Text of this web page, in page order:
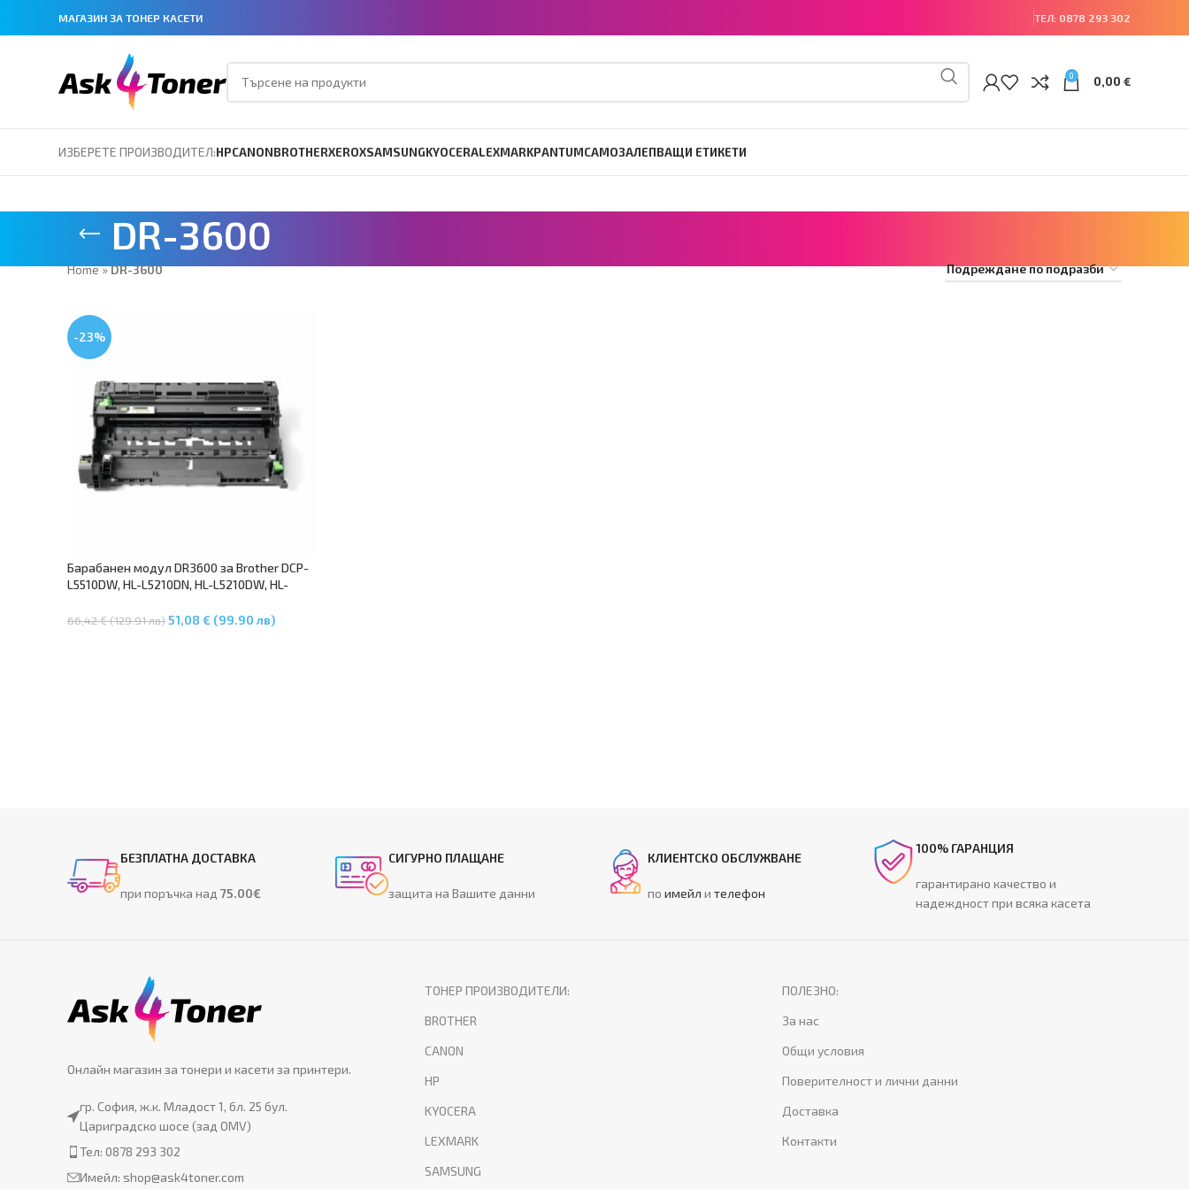
МАГАЗИН ЗА ТОНЕР КАСЕТИ ТЕЛ: 0878 293 302
0 0,00 €
ИЗБЕРЕТЕ ПРОИЗВОДИТЕЛ:HPCANONBROTHERXEROXSAMSUNGKYOCERALEXMARKPANTUMСАМОЗАЛЕПВАЩИ ЕТИКЕТИ
DR-3600
Home»DR-3600
-23%
Барабанен модул DR3600 за Brother DCP-
L5510DW, HL-L5210DN, HL-L5210DW, HL-
L5710DW, MFC-L6710DW – (DR-3600)
66,42 € (129.91 лв)51,08 € (99.90 лв)
БЕЗПЛАТНА ДОСТАВКА
при поръчка над 75.00€
СИГУРНО ПЛАЩАНЕ
защита на Вашите данни
КЛИЕНТСКО ОБСЛУЖВАНЕ
по имейл и телефон
100% ГАРАНЦИЯ
гарантирано качество и
надеждност при всяка касета
Онлайн магазин за тонери и касети за принтери.
гр. София, ж.к. Младост 1, бл. 25 бул.
Цариградско шосе (зад OMV)
Тел: 0878 293 302
Имейл: shop@ask4toner.com
ТОНЕР ПРОИЗВОДИТЕЛИ:
BROTHER
CANON
HP
KYOCERA
LEXMARK
SAMSUNG
ПОЛЕЗНО:
За нас
Общи условия
Поверителност и лични данни
Доставка
Контакти